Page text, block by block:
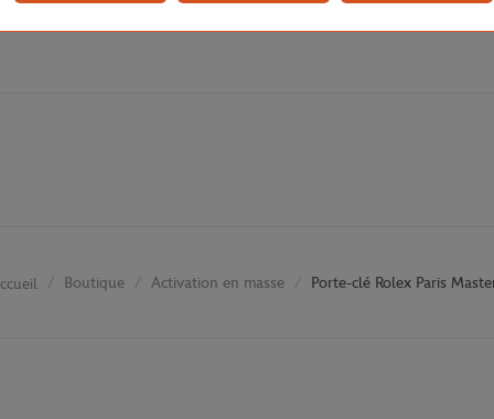
Boutique Activation en masse Porte-clé Rolex Paris